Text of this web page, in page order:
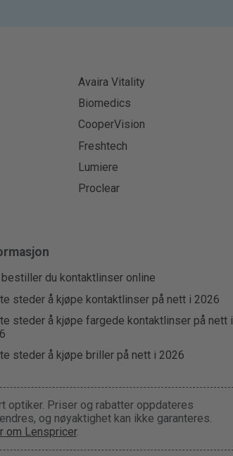
Avaira Vitality
Biomedics
CooperVision
Freshtech
Lumiere
Proclear
du kontaktlinser online
steder å kjøpe kontaktlinser på nett i 2026
steder å kjøpe fargede kontaktlinser på nett i
steder å kjøpe briller på nett i 2026
optiker. Priser og rabatter oppdateres
og nøyaktighet kan ikke garanteres.
om Lenspricer.